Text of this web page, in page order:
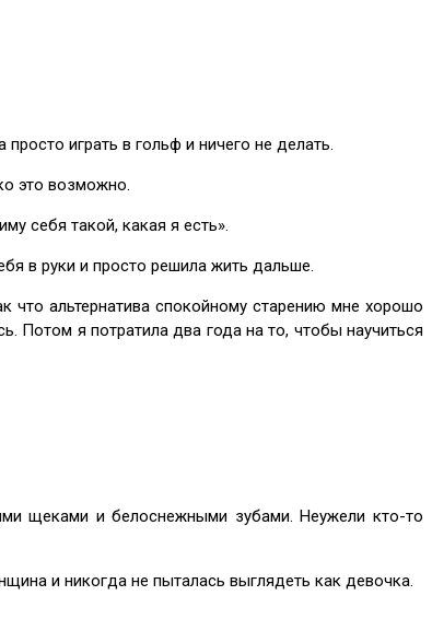
играть в гольф и ничего не делать.
это возможно.
себя такой, какая я есть».
руки и просто решила жить дальше.
альтернатива спокойному старению мне хорошо
Потом я потратила два года на то, чтобы научиться
и белоснежными зубами. Неужели кто-то
и никогда не пыталась выглядеть как девочка.